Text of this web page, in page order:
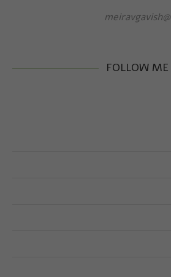
@meiravgavish
FOLLOW ME